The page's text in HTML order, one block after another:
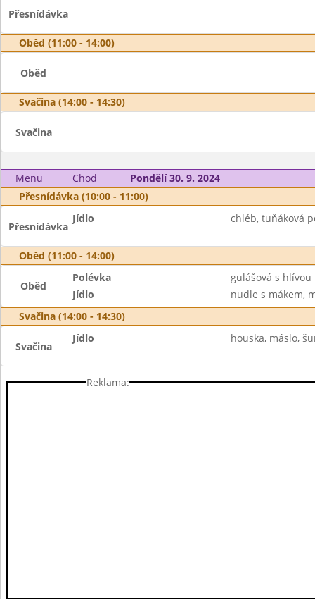
Přesnídávka
Oběd (11:00 - 14:00)
Oběd
Svačina (14:00 - 14:30)
Svačina
Menu Chod
Pondělí 30. 9. 2024
Přesnídávka (10:00 - 11:00)
Přesnídávka
Jídlo chléb, tuňáková
Oběd (11:00 - 14:00)
Oběd
Polévka
gulášová s
Jídlo
nudle s mákem,
Svačina (14:00 - 14:30)
Svačina
Jídlo houska, máslo,
Reklama: